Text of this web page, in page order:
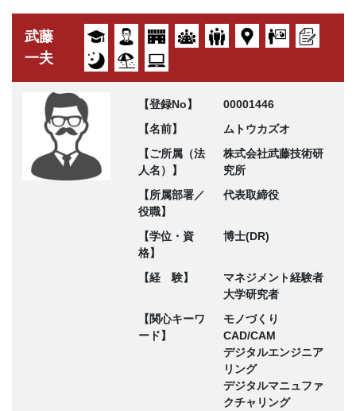
武藤
一夫
【登録No】
00001446
【名前】
ムトウカズオ
【ご所属（法
人名）】
株式会社武藤技術研
究所
【所属部署／
役職】
代表取締役
【学位・資
格】
博士(DR)
【経 験】
マネジメント経験者
大学研究者
【関心キーワ
ード】
モノづくり
CAD/CAM
デジタルエンジニア
リング
デジタルマニュファ
クチャリング